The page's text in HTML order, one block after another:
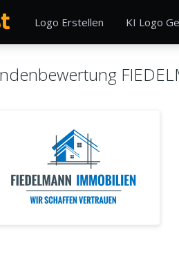
Logo Erstellen KI Logo